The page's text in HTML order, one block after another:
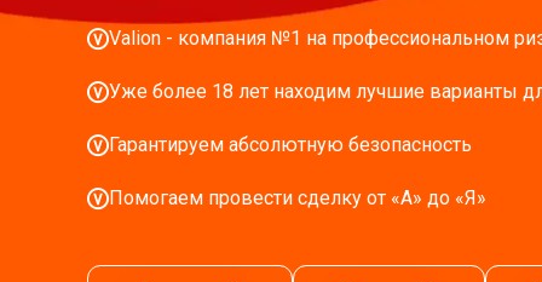
Valion - компания №1 на профессиональном
Уже более 18 лет находим лучшие варианты
Гарантируем абсолютную безопасность
Помогаем провести сделку от «А» до «Я»